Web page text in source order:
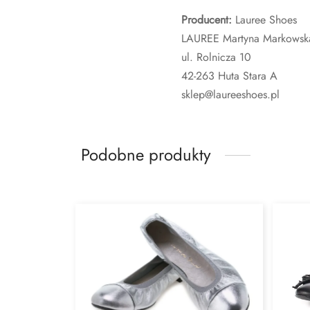
Producent: Lauree Shoes
LAUREE Martyna
ul. Rolnicza 10
42-263 Huta Stara A
sklep@laureeshoes.pl
Podobne produkty